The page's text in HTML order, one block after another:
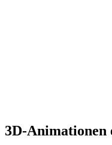
3D-Animationen